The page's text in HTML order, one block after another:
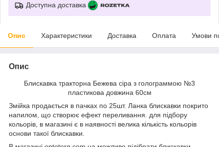
Доступна доставка
Опис Характеристики Доставка Оплата Умови
Опис
Блискавка тракторна Бежева сіра з голограммою №3
пластикова довжина 60см
Змійка продається в пачках по 25шт. Ланка блискавки покрито
напилом, що створює ефект переливання. для підбору
кольорів, в магазині є в наявності велика кількість кольорів
основи такої блискавки.